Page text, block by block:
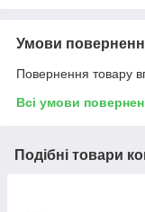
Умови
Повернення товару
Всі умови
Подібні товари